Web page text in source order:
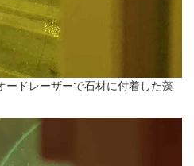
ードレーザーで石材に付着した藻